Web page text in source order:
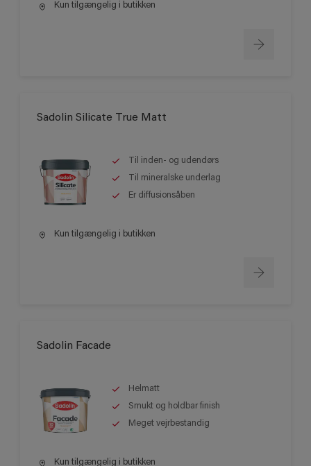
Kun tilgængelig i butikken
Sadolin Silicate True Matt
Til inden- og udendørs
Til mineralske underlag
Er diffusionsåben
Kun tilgængelig i butikken
Sadolin Facade
Helmatt
Smukt og holdbar finish
Meget vejrbestandig
Kun tilgængelig i butikken